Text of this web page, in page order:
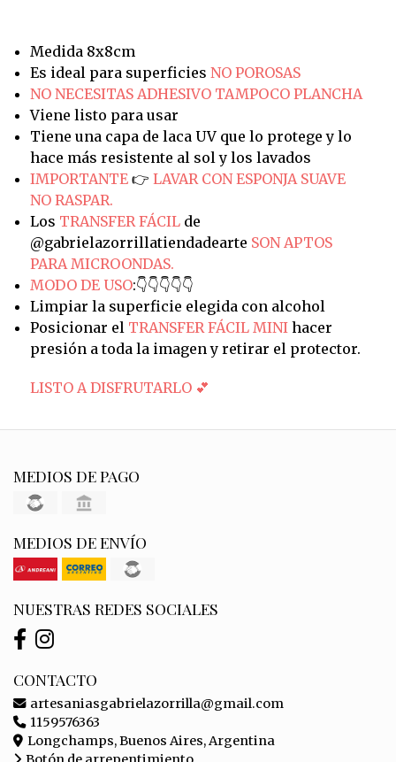
Medida 8x8cm
Es ideal para superficies NO POROSAS
NO NECESITAS ADHESIVO TAMPOCO PLANCHA
Viene listo para usar
Tiene una capa de laca UV que lo protege y lo
hace más resistente al sol y los lavados
IMPORTANTE 👉 LAVAR CON ESPONJA SUAVE
NO RASPAR.
Los TRANSFER FÁCILde
@gabrielazorrillatiendadearte SON APTOS
PARA MICROONDAS.
MODO DE USO:👇👇👇👇👇
Limpiar la superficie elegida con alcohol
Posicionar el TRANSFER FÁCIL MINIhacer
presión a toda la imagen y retirar el protector.
LISTO A DISFRUTARLO 💕
MEDIOS DE PAGO
MEDIOS DE ENVÍO
NUESTRAS REDES SOCIALES
CONTACTO
artesaniasgabrielazorrilla@gmail.com
1159576363
Longchamps, Buenos Aires, Argentina